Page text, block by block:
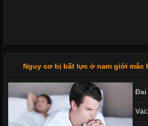
Nguy cơ bị bất lực ở nam giới mắc
Đai
Vải: